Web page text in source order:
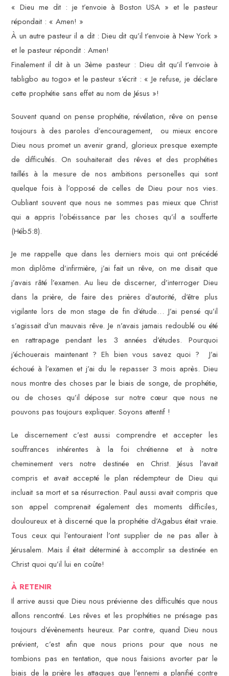
« Dieu me dit : je t’envoie à Boston USA » et le pasteur
répondait : « Amen! »
À un autre pasteur il a dit : Dieu dit qu’il t’envoie à New York »
et le pasteur répondit : Amen!
Finalement il dit à un 3ème pasteur : Dieu dit qu’il t’envoie à
tabligbo au togo» et le pasteur s’écrit : « Je refuse, je déclare
cette prophétie sans effet au nom de Jésus »!
Souvent quand on pense prophétie, révélation, rêve on pense
toujours à des paroles d’encouragement, ou mieux encore
Dieu nous promet un avenir grand, glorieux presque exempte
de difficultés. On souhaiterait des rêves et des prophéties
taillés à la mesure de nos ambitions personelles qui sont
quelque fois à l’opposé de celles de Dieu pour nos vies.
Oubliant souvent que nous ne sommes pas mieux que Christ
qui a appris l’obéissance par les choses qu’il a soufferte
(Héb5:8).
Je me rappelle que dans les derniers mois qui ont précédé
mon diplôme d’infirmière, j’ai fait un rêve, on me disait que
j’avais râté l’examen. Au lieu de discerner, d’interroger Dieu
dans la prière, de faire des prières d’autorité, d’être plus
vigilante lors de mon stage de fin d’étude… J’ai pensé qu’il
s’agissait d’un mauvais rêve. Je n’avais jamais redoublé ou été
en rattrapage pendant les 3 années d’études. Pourquoi
j’échouerais maintenant ? Eh bien vous savez quoi ? J’ai
échoué à l’examen et j’ai du le repasser 3 mois après. Dieu
nous montre des choses par le biais de songe, de prophétie,
ou de choses qu’il dépose sur notre cœur que nous ne
pouvons pas toujours expliquer. Soyons attentif !
Le discernement c’est aussi comprendre et accepter les
souffrances inhérentes à la foi chrétienne et à notre
cheminement vers notre destinée en Christ. Jésus l’avait
compris et avait accepté le plan rédempteur de Dieu qui
incluait sa mort et sa résurrection. Paul aussi avait compris que
son appel comprenait également des moments difficiles,
douloureux et à discerné que la prophétie d’Agabus était vraie.
Tous ceux qui l’entouraient l’ont supplier de ne pas aller à
Jérusalem. Mais il était déterminé à accomplir sa destinée en
Christ quoi qu’il lui en coûte!
À RETENIR
Il arrive aussi que Dieu nous prévienne des difficultés que nous
allons rencontré. Les rêves et les prophéties ne présage pas
toujours d’évènements heureux. Par contre, quand Dieu nous
prévient, c’est afin que nous prions pour que nous ne
tombions pas en tentation, que nous faisions avorter par le
biais de la prière les attaques que l’ennemi a planifié contre